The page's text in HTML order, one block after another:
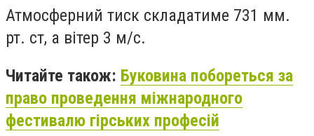
Атмосферний тиск складатиме 731 мм.
рт. ст, а вітер 3 м/с.
Читайте також: Буковина побореться за
право проведення міжнародного
фестивалю гірських професій